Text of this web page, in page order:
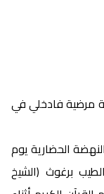
مرضية فادخلي في
الحضارية يوم
برغوث (الشيخ